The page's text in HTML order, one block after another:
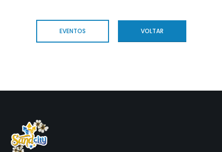
EVENTOS VOLTAR